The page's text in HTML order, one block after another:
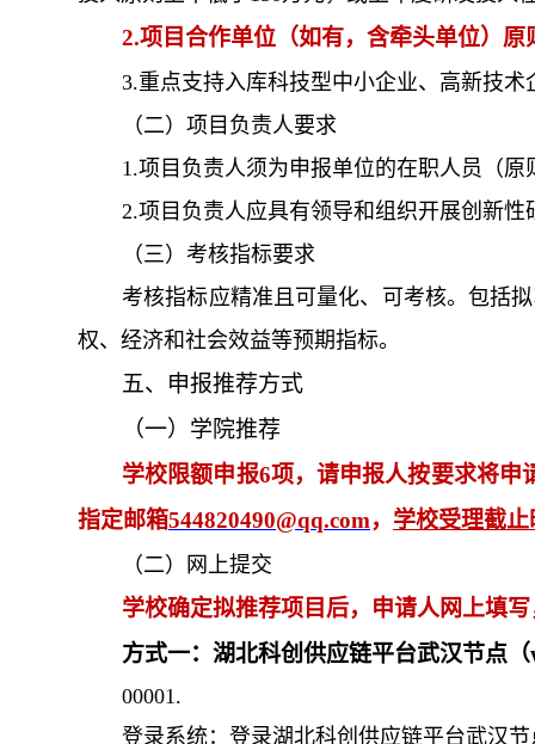
2.项目合作单位（如有，含牵头单位）
3.重点支持入库科技型中小企业、高新技
（二）项目负责人要求
1.项目负责人须为申报单位的在职人员（
2.项目负责人应具有领导和组织开展创新
（三）考核指标要求
考核指标应精准且可量化、可考核。包括
权、经济和社会效益等预期指标。
五、 申报推荐方式
（一） 学院推荐
学校限额申报6项，请申报人按要求将
指定邮箱544820490@qq.com， 学校受理截止
（二）网上提交
学校确定拟推荐项目后，申请人网上填写
方式一：湖北科创供应链平台武汉节点
00001.
登录系统：登录湖北科创供应链平台武汉